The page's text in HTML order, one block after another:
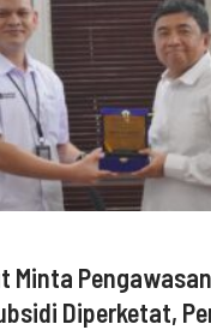
Minta
Diperketat,